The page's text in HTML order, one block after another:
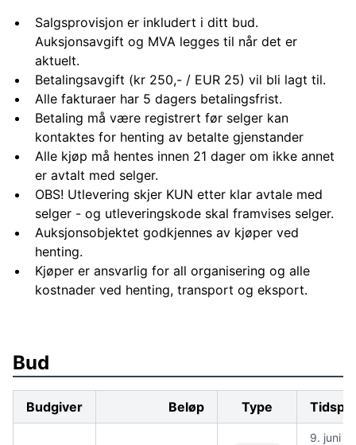
Salgsprovisjon er inkludert i ditt bud.
Auksjonsavgift og MVA legges til når det er
aktuelt.
Betalingsavgift (kr 250,- / EUR 25) vil bli lagt til.
Alle fakturaer har 5 dagers betalingsfrist.
Betaling må være registrert før selger kan
kontaktes for henting av betalte gjenstander
Alle kjøp må hentes innen 21 dager om ikke annet
er avtalt med selger.
OBS! Utlevering skjer KUN etter klar avtale med
selger - og utleveringskode skal framvises selger.
Auksjonsobjektet godkjennes av kjøper ved
henting.
Kjøper er ansvarlig for all organisering og alle
kostnader ved henting, transport og eksport.
Bud
Budgiver Beløp Type
9. juni